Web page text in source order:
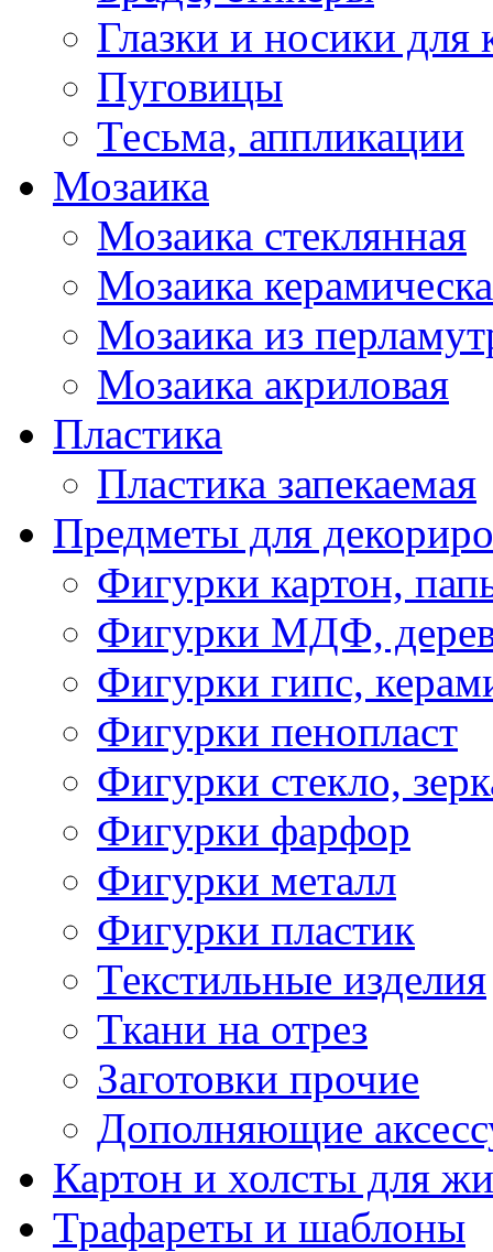
Глазки и носики для
Пуговицы
Тесьма, аппликации
Мозаика
Мозаика стеклянная
Мозаика
Мозаика из
Мозаика акриловая
Пластика
Пластика запекаемая
Предметы для
Фигурки картон,
Фигурки МДФ,
Фигурки гипс,
Фигурки пенопласт
Фигурки стекло,
Фигурки фарфор
Фигурки металл
Фигурки пластик
Текстильные изделия
Ткани на отрез
Заготовки прочие
Дополняющие
Картон и холсты для
Трафареты и шаблоны